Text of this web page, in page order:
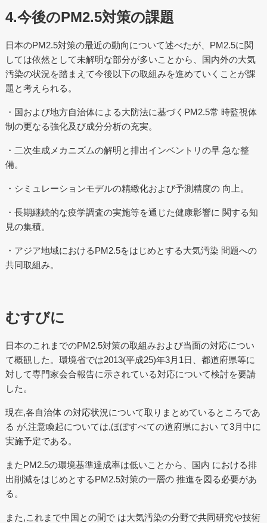
4.今後のPM2.5対策の課題
日本のPM2.5対策の最近の動向について述べたが、PM2.5に関
しては依然として未解明な部分が多いことから、国内外の大気
汚染の状況を踏まえて今後以下の取組みを進めていくことが課
題と考えられる。
・国および地方自治体による大防法に基づくPM2.5常 時監視体
制の更なる強化及び成分分析の充実。
・二次生成メカニズムの解明と排出インベントリの早 急な整
備。
・シミュレーションモデルの精緻化および予測精度の 向上。
・長期継続的な疫学調査の実施等を通じた健康影響に 関する知
見の集積。
・アジア地域におけるPM2.5をはじめとする大気汚染 問題への
共同取組み。
むすびに
日本のこれまでのPM2.5対策の取組みおよび当面の対応につい
て概観した。環境省では2013(平成25)年3月1日、都道府県等に
対して専門家会合報告に示されている対応について検討を要請
した。
現在,各自治体 の対応状況について取りまとめているところであ
る が,注意喚起については,ほぼすべての道府県におい て3月中に
実施予定である。
またPM2.5の環境基準達成率は低いことから、国内 における排
出削減をはじめとするPM2.5対策の一層の 推進を図る必要があ
る。
また,これまで中国との間で は大気汚染の分野で共同研究や技術